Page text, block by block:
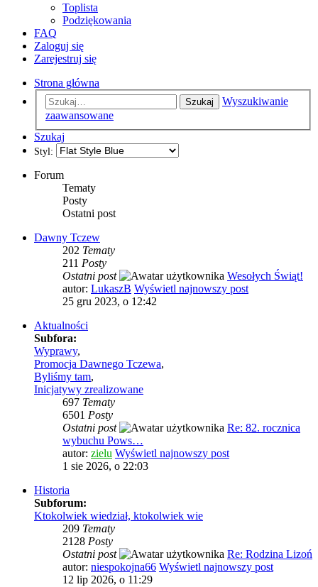
Toplista
Podziękowania
FAQ
Zaloguj się
Zarejestruj się
Strona główna
Szukaj
Wyszukiwanie
zaawansowane
Szukaj
Styl:
Forum
Tematy
Posty
Ostatni post
Dawny Tczew
202 Tematy
211 Posty
Ostatni post
Wesołych Świąt!
autor: LukaszB Wyświetl najnowszy post
25 gru 2023, o 12:42
Aktualności
Subfora:
Wyprawy,
Promocja Dawnego Tczewa,
Byliśmy tam,
Inicjatywy zrealizowane
697 Tematy
6501 Posty
Ostatni post
Re: 82. rocznica
wybuchu Pows…
autor: zielu Wyświetl najnowszy post
1 sie 2026, o 22:03
Historia
Subforum:
Ktokolwiek wiedział, ktokolwiek wie
209 Tematy
2128 Posty
Ostatni post
Re: Rodzina Lizoń
autor: niespokojna66 Wyświetl najnowszy post
12 lip 2026, o 11:29